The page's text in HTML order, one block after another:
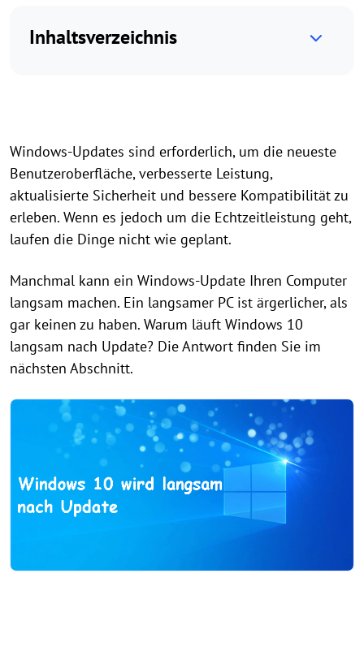
Inhaltsverzeichnis
Windows-Updates sind erforderlich, um die neueste
Benutzeroberfläche, verbesserte Leistung,
aktualisierte Sicherheit und bessere Kompatibilität zu
erleben. Wenn es jedoch um die Echtzeitleistung geht,
laufen die Dinge nicht wie geplant.
Manchmal kann ein Windows-Update Ihren Computer
langsam machen. Ein langsamer PC ist ärgerlicher, als
gar keinen zu haben. Warum läuft Windows 10
langsam nach Update? Die Antwort finden Sie im
nächsten Abschnitt.